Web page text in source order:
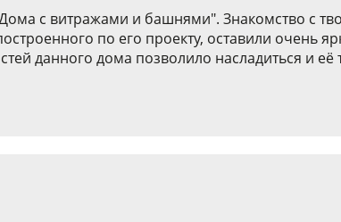
с витражами и башнями". Знакомство с
по его проекту, оставили очень
данного дома позволило насладиться и её